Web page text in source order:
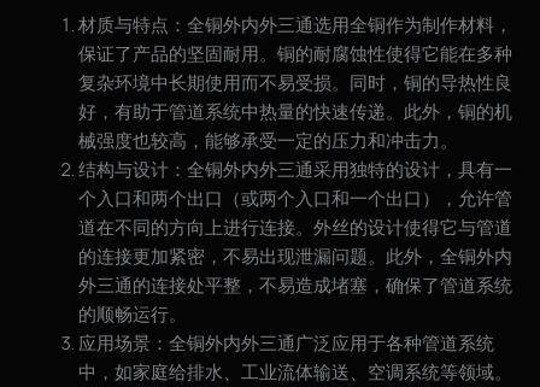
材质与特点：全铜外内外三通选用全铜作为制作材料，
保证了产品的坚固耐用。铜的耐腐蚀性使得它能在多种
复杂环境中长期使用而不易受损。同时，铜的导热性良
好，有助于管道系统中热量的快速传递。此外，铜的机
械强度也较高，能够承受一定的压力和冲击力。
结构与设计：全铜外内外三通采用独特的设计，具有一
个入口和两个出口（或两个入口和一个出口），允许管
道在不同的方向上进行连接。外丝的设计使得它与管道
的连接更加紧密，不易出现泄漏问题。此外，全铜外内
外三通的连接处平整，不易造成堵塞，确保了管道系统
的顺畅运行。
应用场景：全铜外内外三通广泛应用于各种管道系统
中，如家庭给排水、工业流体输送、空调系统等领域。